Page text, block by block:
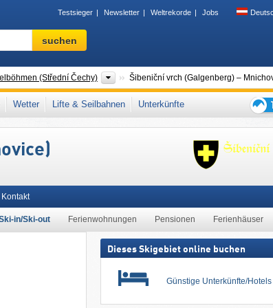
Testsieger Newsletter Weltrekorde Jobs
Skigebiet,
Region,
…
suchen
(Střední Čechy) Regionen
Šibeniční vrch (Galgenberg) –
, Europäische Union
Wetter Lifte & Seilbahnen
Unterkünfte
den
in/Ski-out Ferienwohnungen Pensionen Ferienhäuser
Kontakt
Dieses Skigebiet online buchen
Günstige Unterkünfte/Hotels